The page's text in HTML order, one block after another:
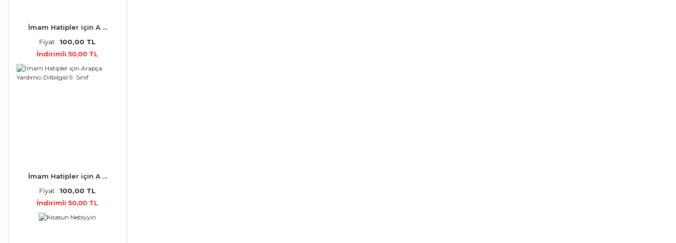
İmam Hatipler için A ...
Fiyat : 100,00 TL
İndirimli 50,00 TL
İmam Hatipler için A ...
Fiyat : 100,00 TL
İndirimli 50,00 TL